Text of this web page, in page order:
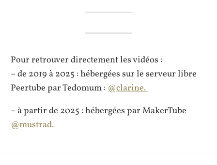
Pour retrouver directement les vidéos :
– de 2019 à 2025 : hébergées sur le serveur libre
Peertube par Tedomum :@clarine.
– à partir de 2025 : hébergées par MakerTube
@mustrad.